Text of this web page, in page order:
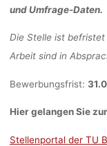
und Umfrage-Daten.
Die Stelle ist
Arbeit sind in
Bewerbungsfrist:
Hier gelangen Sie
Stellenportal der TU